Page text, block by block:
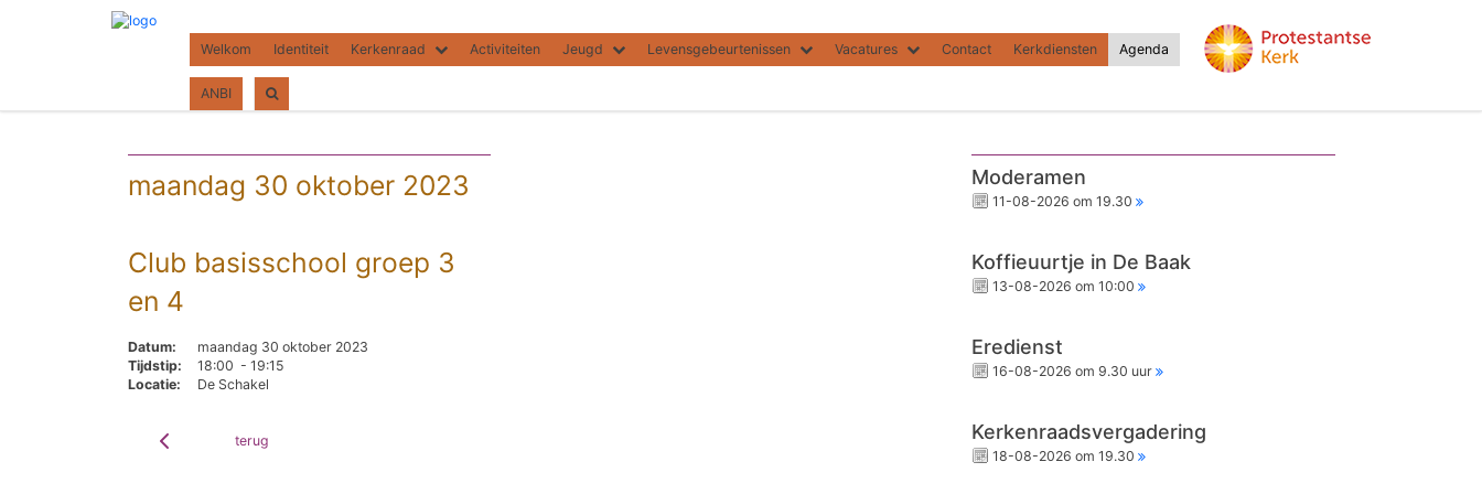
Welkom Identiteit Kerkenraad Activiteiten Jeugd Levensgebeurtenissen Vacatures Contact Kerkdiensten Agenda
ANBI
maandag 30 oktober 2023
Club basisschool groep 3
en 4
Datum:
maandag 30 oktober 2023
Tijdstip:
18:00 - 19:15
Locatie:
De Schakel
terug
Moderamen
11-08-2026 om 19.30
Koffieuurtje in De Baak
13-08-2026 om 10:00
Eredienst
16-08-2026 om 9.30 uur
Kerkenraadsvergadering
18-08-2026 om 19.30